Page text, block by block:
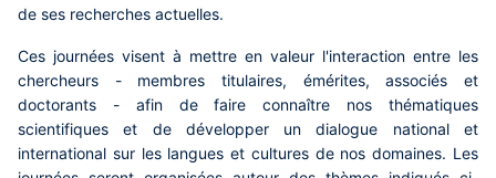
de ses recherches actuelles.
Ces journées visent à mettre en valeur l'interaction entre les
chercheurs - membres titulaires, émérites, associés et
doctorants - afin de faire connaître nos thématiques
scientifiques et de développer un dialogue national et
international sur les langues et cultures de nos domaines. Les